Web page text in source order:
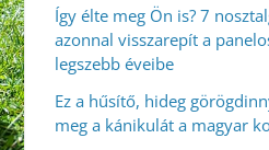
Így élte meg Ön is? 7
azonnal visszarepít a
legszebb éveibe
Ez a hűsítő, hideg
meg a kánikulát a magyar